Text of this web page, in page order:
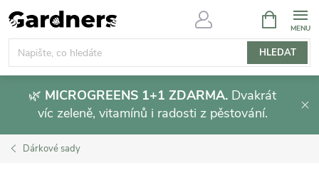
Přejít
na
obsah
HLEDAT
NÁKUPNÍ
KOŠÍK
🌿 MICROGREENS 1+1 ZDARMA. Dvakrát
víc zeleně, vitamínů i radosti z pěstování.
Dárkové sady